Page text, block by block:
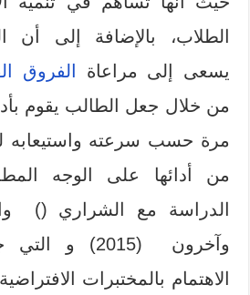
الطلاب، بالإضافة إلى أن
يسعى إلى مراعاة
الفروق
من خلال جعل الطالب يقوم
مرة حسب سرعته واستيعابه
من أدائها على الوجه
الدراسة مع الشراري ()
وآخرون (2015)
الاهتمام بالمختبرات